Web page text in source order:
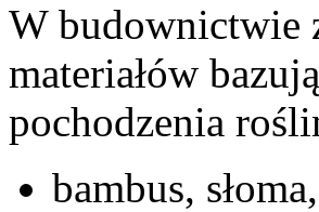
W budownictwie
materiałów
pochodzenia
bambus,